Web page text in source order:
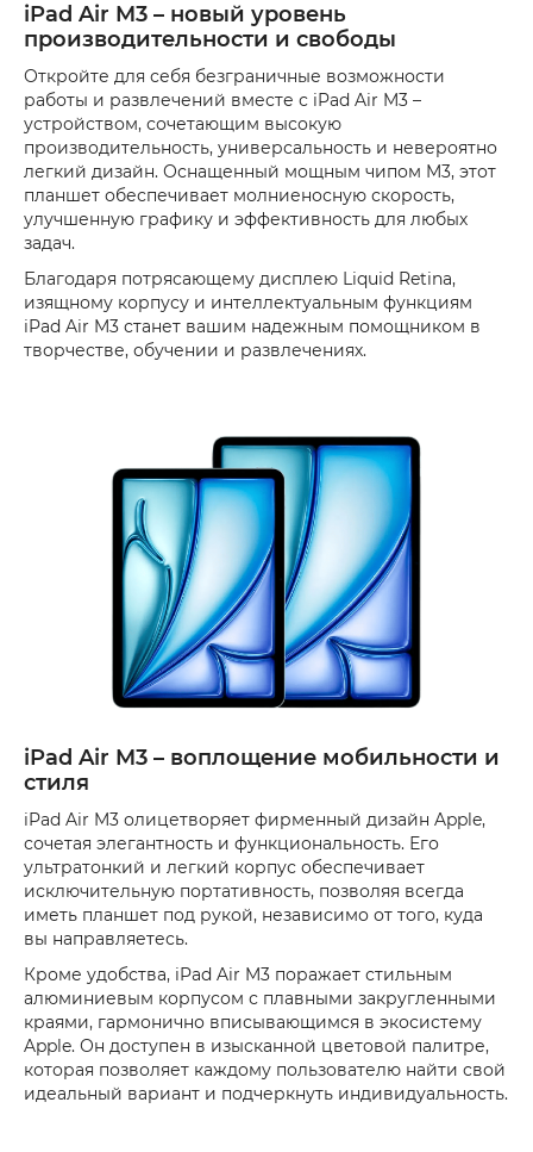
iPad Air M3 – новый уровень
производительности и свободы
Откройте для себя безграничные возможности
работы и развлечений вместе с iPad Air M3 –
устройством, сочетающим высокую
производительность, универсальность и невероятно
легкий дизайн. Оснащенный мощным чипом M3, этот
планшет обеспечивает молниеносную скорость,
улучшенную графику и эффективность для любых
задач.
Благодаря потрясающему дисплею Liquid Retina,
изящному корпусу и интеллектуальным функциям
iPad Air M3 станет вашим надежным помощником в
творчестве, обучении и развлечениях.
iPad Air M3 – воплощение мобильности и
стиля
iPad Air M3 олицетворяет фирменный дизайн Apple,
сочетая элегантность и функциональность. Его
ультратонкий и легкий корпус обеспечивает
исключительную портативность, позволяя всегда
иметь планшет под рукой, независимо от того, куда
вы направляетесь.
Кроме удобства, iPad Air M3 поражает стильным
алюминиевым корпусом с плавными закругленными
краями, гармонично вписывающимся в экосистему
Apple. Он доступен в изысканной цветовой палитре,
которая позволяет каждому пользователю найти свой
идеальный вариант и подчеркнуть индивидуальность.